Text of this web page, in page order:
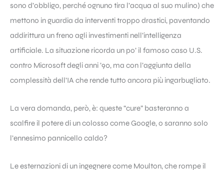
sono d’obbligo, perché ognuno tira l’acqua al suo mulino) che
mettono in guardia da interventi troppo drastici, paventando
addirittura un freno agli investimenti nell’intelligenza
artificiale. La situazione ricorda un po’ il famoso caso U.S.
contro Microsoft degli anni ’90, ma con l’aggiunta della
complessità dell’IA che rende tutto ancora più ingarbugliato.
La vera domanda, però, è: queste “cure” basteranno a
scalfire il potere di un colosso come Google, o saranno solo
l’ennesimo pannicello caldo?
Le esternazioni di un ingegnere come Moulton, che rompe il